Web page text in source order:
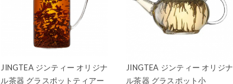
JINGTEA ジンティー オリジナ
ル茶器 グラスポットティアー
JINGTEA ジンティー オリジナ
ル茶器 グラスポット小